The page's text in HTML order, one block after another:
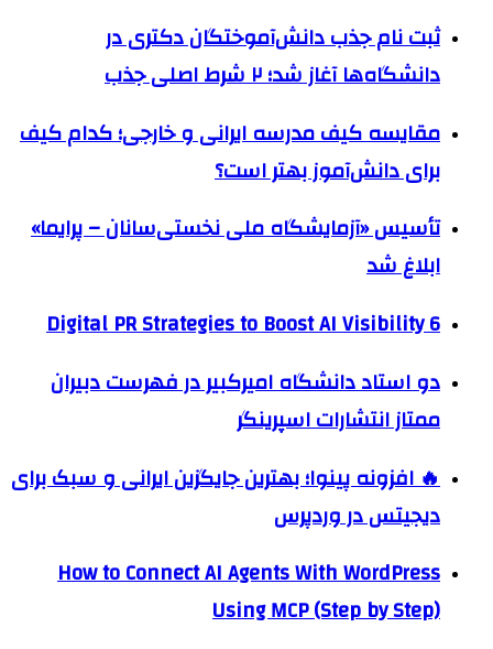
ثبت نام جذب دانش‌آموختگان دکتری در
دانشگاه‌ها آغاز شد؛ ۲ شرط اصلی جذب
مقایسه کیف مدرسه ایرانی و خارجی؛ کدام کیف
برای دانش‌آموز بهتر است؟
تأسیس «آزمایشگاه ملی نخستی‌سانان – پرایما»
ابلاغ شد
6 Digital PR Strategies to Boost AI Visibility
دو استاد دانشگاه امیرکبیر در فهرست دبیران
ممتاز انتشارات اسپرینگر
🔥 افزونه پینوا؛ بهترین جایگزین ایرانی و سبک برای
دیجیتس در وردپرس
How to Connect AI Agents With WordPress
Using MCP (Step by Step)